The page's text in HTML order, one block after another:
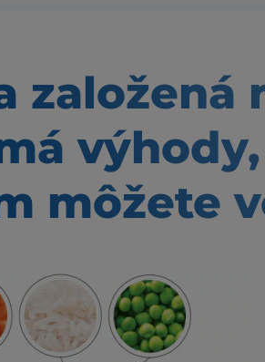
založená
výhody,
môžete